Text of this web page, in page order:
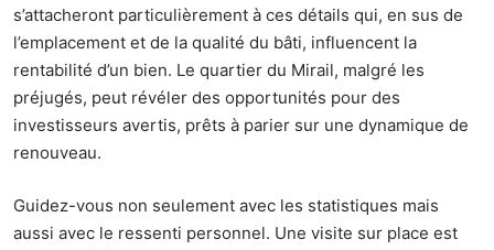
s’attacheront particulièrement à ces détails qui, en sus de
l’emplacement et de la qualité du bâti, influencent la
rentabilité d’un bien. Le quartier du Mirail, malgré les
préjugés, peut révéler des opportunités pour des
investisseurs avertis, prêts à parier sur une dynamique de
renouveau.
Guidez-vous non seulement avec les statistiques mais
aussi avec le ressenti personnel. Une visite sur place est